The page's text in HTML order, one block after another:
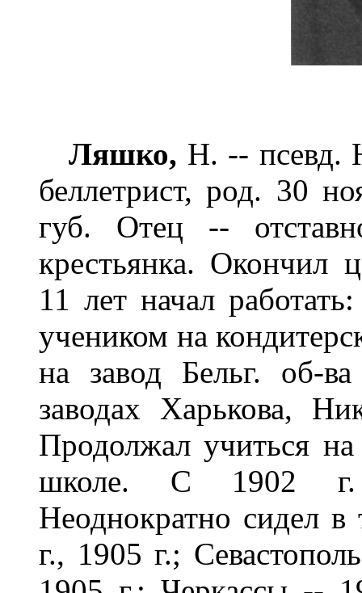
Ляшко, Н. -- псевд.
беллетрист, род. 30
губ. Отец --
крестьянка. Окончил
11 лет начал
учеником на
на завод Бельг. об-
заводах Харькова,
Продолжал учиться
школе. С 1902 г.
Неоднократно сидел
г., 1905 г.;